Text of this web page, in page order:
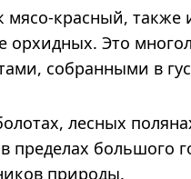
мясо-красный, также
Это
собранными в
лесных
пределах большого
природы.